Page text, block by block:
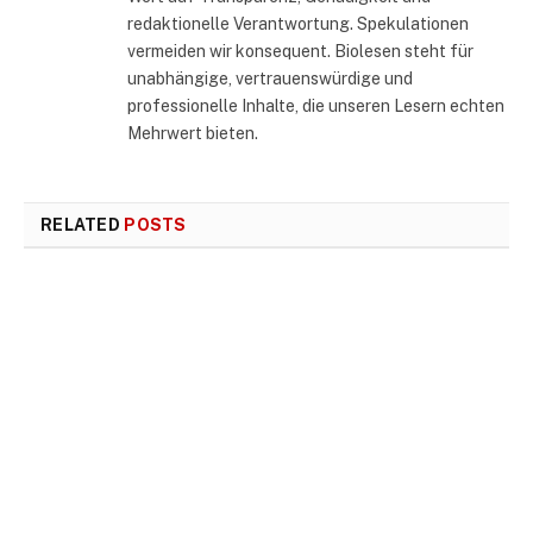
redaktionelle Verantwortung. Spekulationen
vermeiden wir konsequent. Biolesen steht für
unabhängige, vertrauenswürdige und
professionelle Inhalte, die unseren Lesern echten
Mehrwert bieten.
RELATED POSTS